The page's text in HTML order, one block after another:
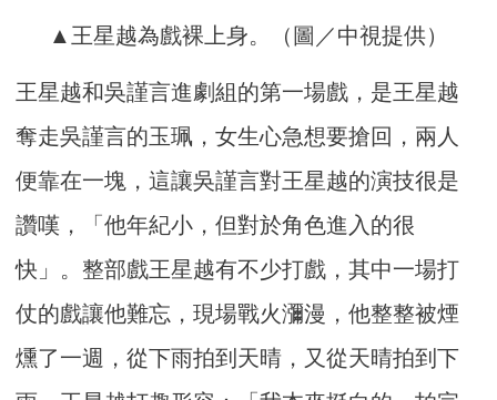
▲王星越為戲裸上身。（圖／中視提供）
王星越和吳謹言進劇組的第一場戲，是王星越
奪走吳謹言的玉珮，女生心急想要搶回，兩人
便靠在一塊，這讓吳謹言對王星越的演技很是
讚嘆，「他年紀小，但對於角色進入的很
快」。整部戲王星越有不少打戲，其中一場打
仗的戲讓他難忘，現場戰火瀰漫，他整整被煙
燻了一週，從下雨拍到天晴，又從天晴拍到下